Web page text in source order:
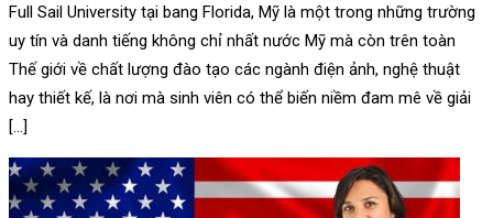
Full Sail University tại bang Florida, Mỹ là một trong những trường
uy tín và danh tiếng không chỉ nhất nước Mỹ mà còn trên toàn
Thế giới về chất lượng đào tạo các ngành điện ảnh, nghệ thuật
hay thiết kế, là nơi mà sinh viên có thể biến niềm đam mê về giải
[…]